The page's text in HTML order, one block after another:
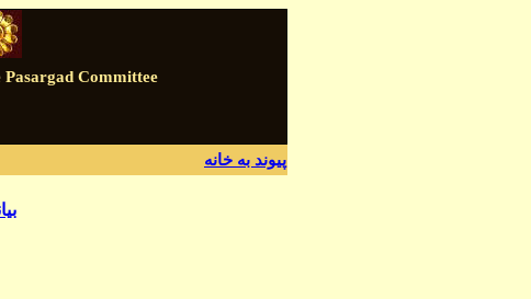
Pasargad Committee
پيوند به خانه